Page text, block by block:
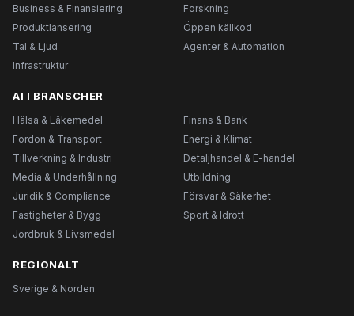
Business & Finansiering
Forskning
Produktlansering
Öppen källkod
Tal & Ljud
Agenter & Automation
Infrastruktur
AI I BRANSCHER
Hälsa & Läkemedel
Finans & Bank
Fordon & Transport
Energi & Klimat
Tillverkning & Industri
Detaljhandel & E-handel
Media & Underhållning
Utbildning
Juridik & Compliance
Försvar & Säkerhet
Fastigheter & Bygg
Sport & Idrott
Jordbruk & Livsmedel
REGIONALT
Sverige & Norden